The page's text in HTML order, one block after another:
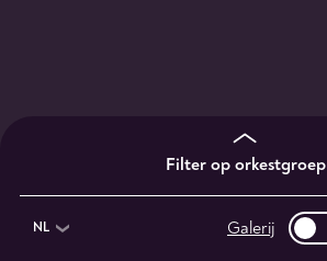
Filter op orkestgroep
1e violisten 2e violisten
NL Galerij